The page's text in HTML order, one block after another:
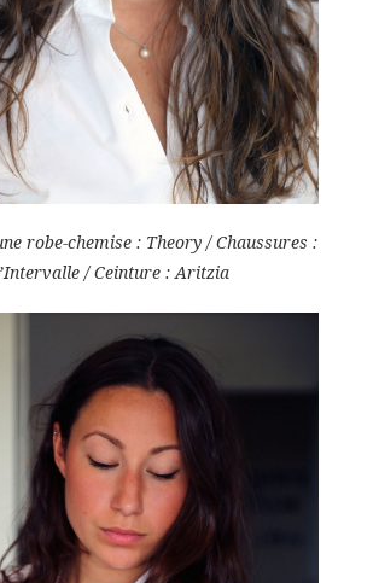
robe-chemise : Theory / Chaussures :
/ Ceinture : Aritzia